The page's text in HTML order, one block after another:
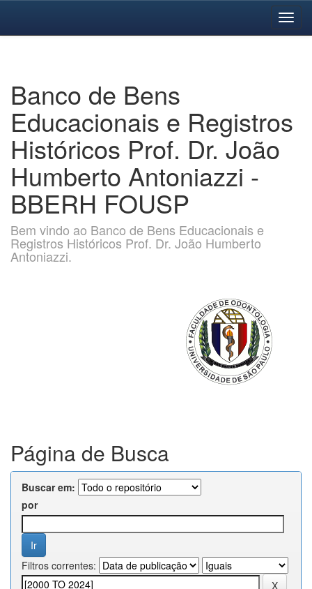
Banco de Bens
Educacionais e Registros
Históricos Prof. Dr. João
Humberto Antoniazzi -
BBERH FOUSP
Bem vindo ao Banco de Bens Educacionais e
Registros Históricos Prof. Dr. João Humberto
Antoniazzi.
Página de Busca
Buscar em:
por
Filtros correntes: